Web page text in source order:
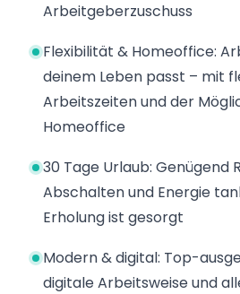
Arbeitgeberzuschuss
Flexibilität & Homeoffice:
deinem Leben passt – mit
Arbeitszeiten und der
Homeoffice
30 Tage Urlaub: Genügend
Abschalten und Energie
Erholung ist gesorgt
Modern & digital: Top-
digitale Arbeitsweise und